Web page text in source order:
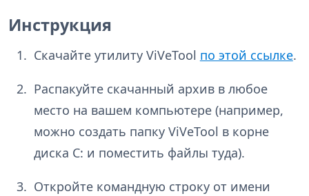
Инструкция
Скачайте утилиту ViVeTool по этой ссылке.
Распакуйте скачанный архив в любое
место на вашем компьютере (например,
можно создать папку ViVeTool в корне
диска C: и поместить файлы туда).
Откройте командную строку от имени